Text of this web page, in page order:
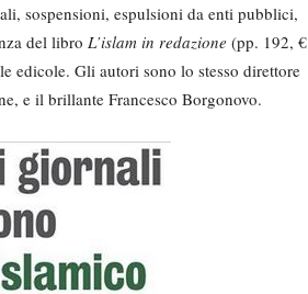
sospensioni, espulsioni da enti pubblici,
del libro L’islam in redazione (pp. 192, €
edicole. Gli autori sono lo stesso direttore
e il brillante Francesco Borgonovo.